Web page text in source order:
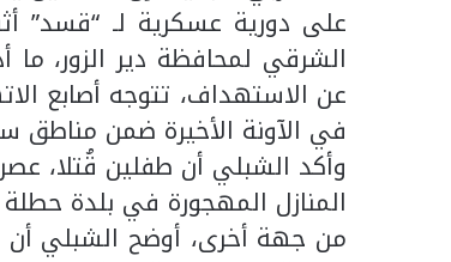
على دورية عسكرية لـ “قسد”
الشرقي لمحافظة دير الزور،
عن الاستهداف، تتوجه أصابع
في الآونة الأخيرة ضمن مناطق
وأكد الشبلي أن طفلين قُتلا،
المنازل المهجورة في بلدة
من جهة أخرى، أوضح الشبلي أن